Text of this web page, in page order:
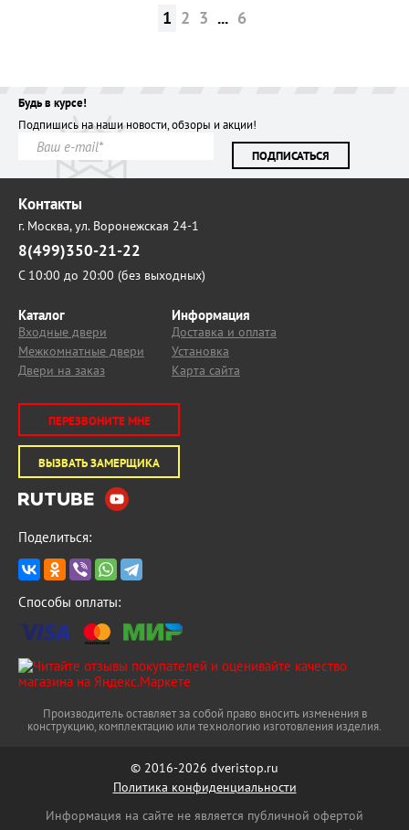
1 2 3 ... 6
Будь в курсе!
Подпишись на наши новости, обзоры и акции!
ПОДПИСАТЬСЯ
Контакты
г. Москва,ул. Воронежская 24-1
8(499)350-21-22
С 10:00 до 20:00 (без выходных)
Каталог
Входные двери
Межкомнатные двери
Двери на заказ
Информация
Доставка и оплата
Установка
Карта сайта
ПЕРЕЗВОНИТЕ МНЕ
ВЫЗВАТЬ ЗАМЕРЩИКА
Поделиться:
Способы оплаты:
Производитель оставляет за собой право вносить изменения в
конструкцию, комплектацию или технологию изготовления изделия.
© 2016-2026 dveristop.ru
Политика конфиденциальности
Информация на сайте не является публичной офертой